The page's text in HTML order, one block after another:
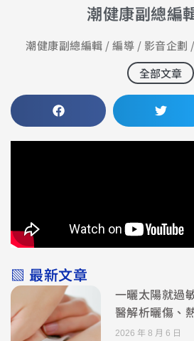
潮健康副總編
潮健康副總編輯 / 編導 / 影音企劃
全部文章
▧ 最新文章
一曬太陽就過
醫解析曬傷、
2026 年 8 月 6 日